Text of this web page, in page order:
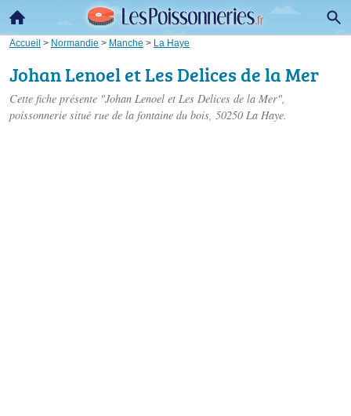
Accueil > Normandie > Manche > La Haye
Johan Lenoel et Les Delices de la Mer
Cette fiche présente "Johan Lenoel et Les Delices de la Mer",
poissonnerie situé rue de la fontaine du bois, 50250 La Haye.